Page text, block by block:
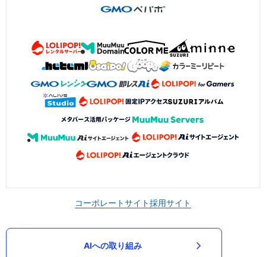
コーポレートサイト採用サイト
AIへの取り組み